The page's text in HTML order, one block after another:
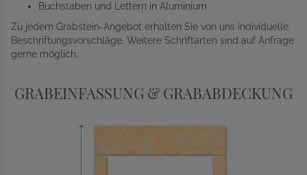
Buchstaben und Lettern in Aluminium
Zu jedem Grabstein-Angebot erhalten Sie von uns individuelle
Beschriftungsvorschläge. Weitere Schriftarten sind auf Anfrage
gerne möglich.
GRABEINFASSUNG & GRABABDECKUNG